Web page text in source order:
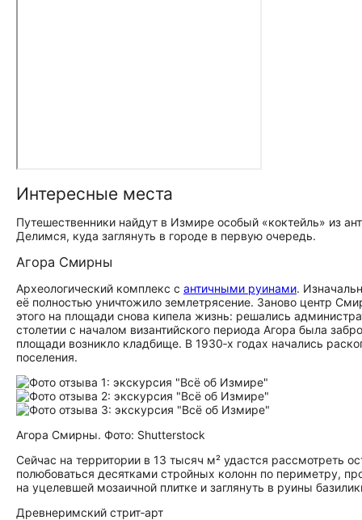
Интересные места
Путешественники найдут в Измире особый «коктейль» из
Делимся, куда заглянуть в городе в первую очередь.
Агора Смирны
Археологический комплекс с античными руинами.
её полностью уничтожило землетрясение. Заново центр
этого на площади снова кипела жизнь: решались
столетии с началом византийского периода Агора была
площади возникло кладбище. В 1930‑х годах начались
поселения.
Агора Смирны. Фото: Shutterstock
Сейчас на территории в 13 тысяч м² удастся рассмотреть
полюбоваться десятками стройных колонн по периметру,
на уцелевшей мозаичной плитке и заглянуть в руины
Древнеримский стрит‑арт